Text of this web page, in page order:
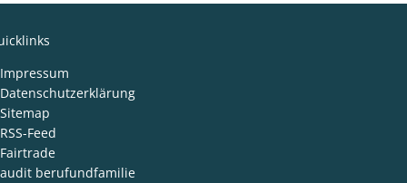
Impressum
Datenschutzerklärung
Sitemap
RSS-Feed
Fairtrade
audit berufundfamilie